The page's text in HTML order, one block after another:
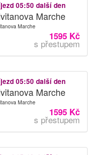
05:50 další den
Marche
Marche
1595 Kč
s přestupem
05:50 další den
Marche
Marche
1595 Kč
s přestupem